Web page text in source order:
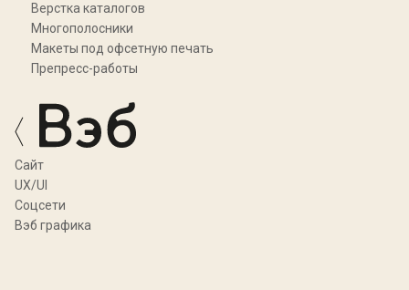
Верстка каталогов
Многополосники
Макеты под офсетную печать
Препресс-работы
Cайт
UX/UI
Соцсети
Вэб графика